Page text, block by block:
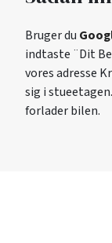
Bruger du
indtaste ¨Dit
vores adresse
sig i
forlader bilen.